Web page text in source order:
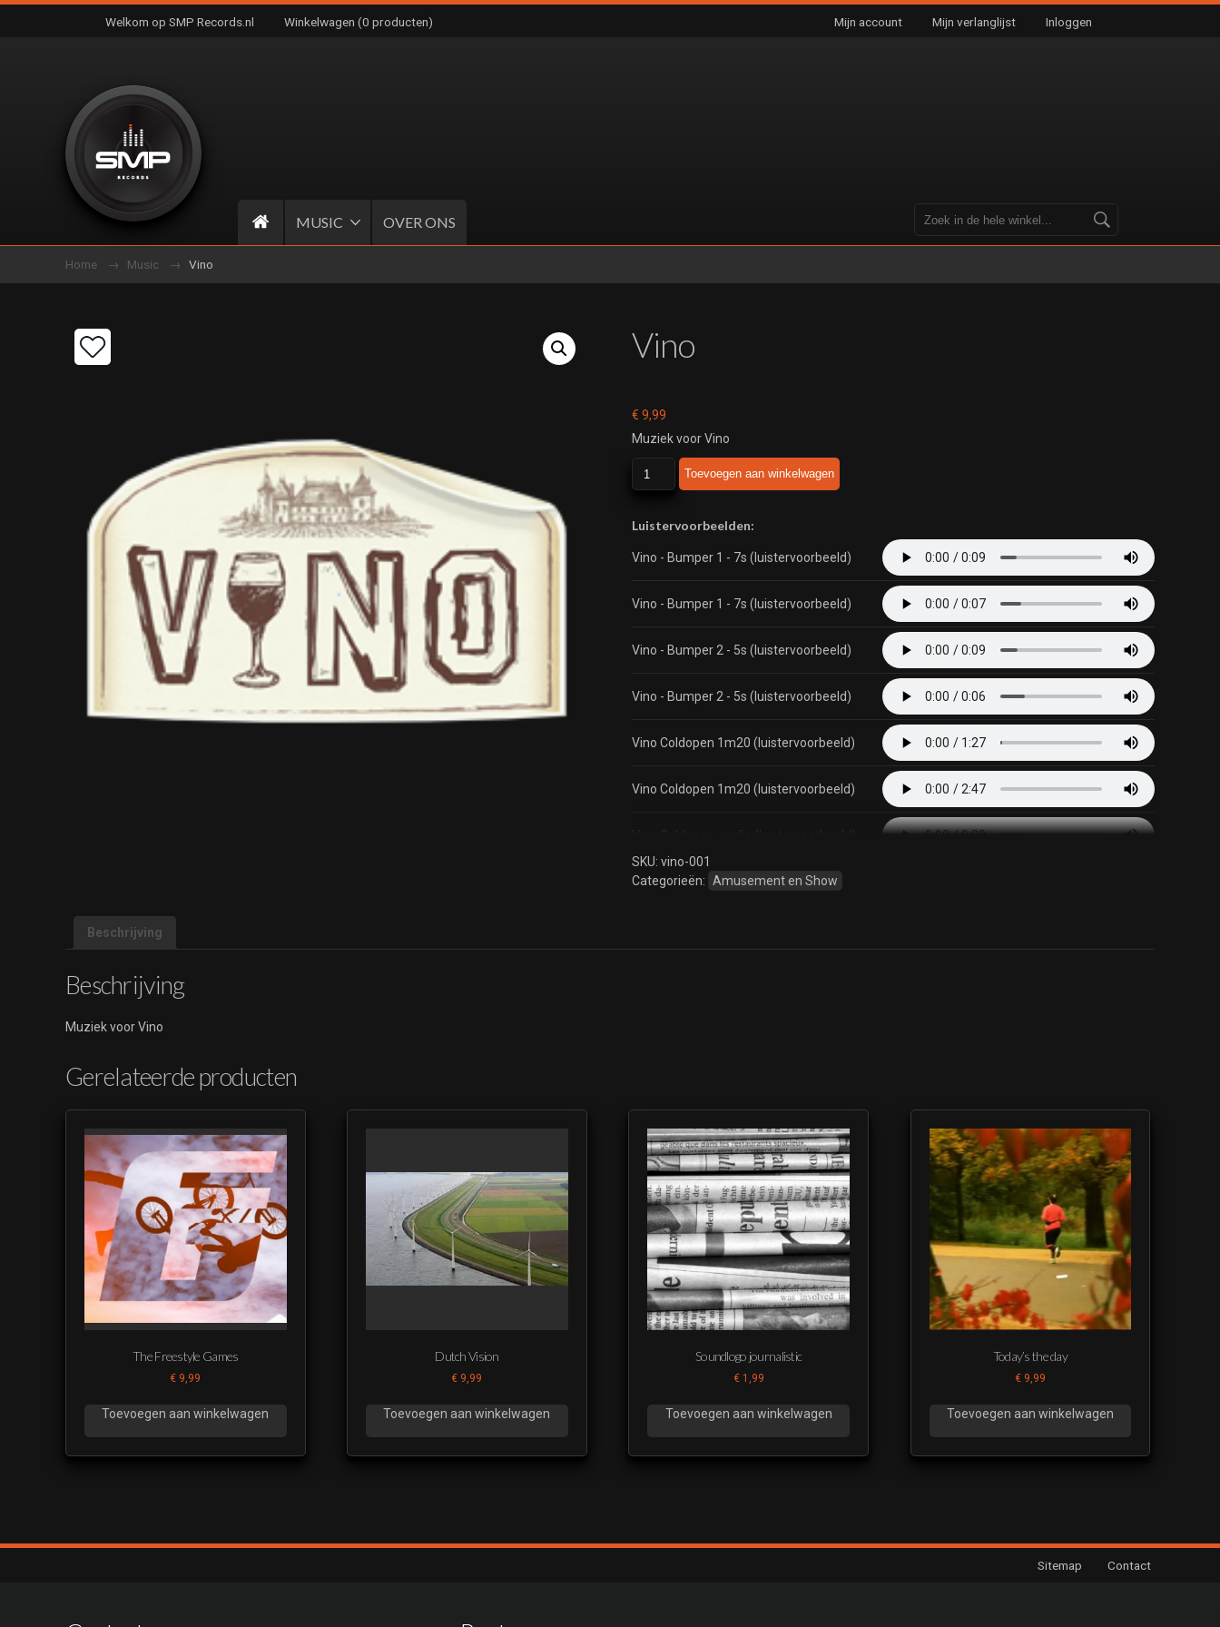
Welkom op SMP Records.nl Winkelwagen (0 producten) Mijn account Mijn verlanglijst Inloggen
MUSIC OVER ONS
Home Music Vino
Vino
€ 9,99
Muziek voor Vino
aantal
Toevoegen aan winkelwagen
Luistervoorbeelden:
Vino - Bumper 1 - 7s (luistervoorbeeld)
Vino - Bumper 1 - 7s (luistervoorbeeld)
Vino - Bumper 2 - 5s (luistervoorbeeld)
Vino - Bumper 2 - 5s (luistervoorbeeld)
Vino Coldopen 1m20 (luistervoorbeeld)
Vino Coldopen 1m20 (luistervoorbeeld)
Vino Coldopen eindje (luistervoorbeeld)
Vino Leader (luistervoorbeeld)
SKU: vino-001
Categorieën: Amusement en Show
Beschrijving
Beschrijving
Muziek voor Vino
Gerelateerde producten
The Freestyle Games
€ 9,99
Toevoegen aan winkelwagen
Dutch Vision
€ 9,99
Toevoegen aan winkelwagen
Soundlogo journalistic
€1,99
Toevoegen aan winkelwagen
Today’s the day
€9,99
Toevoegen aan winkelwagen
Sitemap Contact